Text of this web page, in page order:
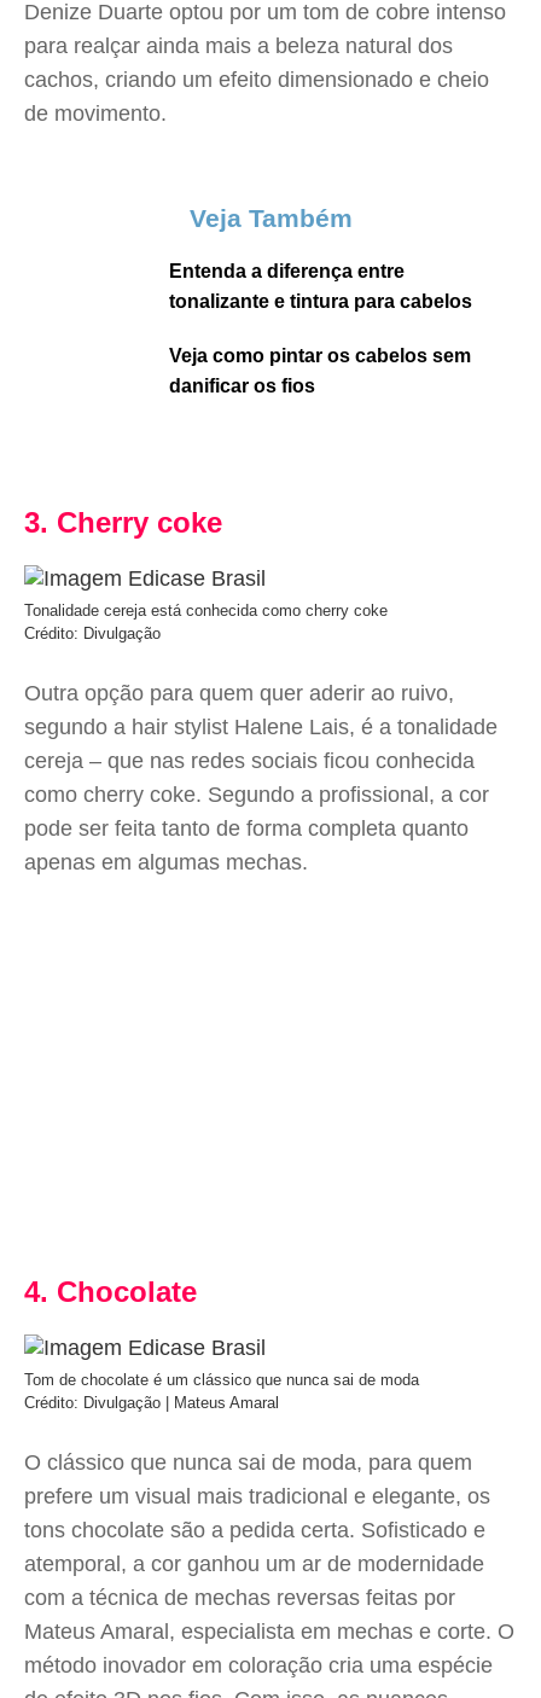
Denize Duarte optou por um tom de cobre intenso
para realçar ainda mais a beleza natural dos
cachos, criando um efeito dimensionado e cheio
de movimento.
Veja Também
Entenda a diferença entre
tonalizante e tintura para cabelos
Veja como pintar os cabelos sem
danificar os fios
3. Cherry coke
Tonalidade cereja está conhecida como cherry coke
Crédito: Divulgação
Outra opção para quem quer aderir ao ruivo,
segundo a hair stylist Halene Lais, é a tonalidade
cereja – que nas redes sociais ficou conhecida
como cherry coke. Segundo a profissional, a cor
pode ser feita tanto de forma completa quanto
apenas em algumas mechas.
4. Chocolate
Tom de chocolate é um clássico que nunca sai de moda
Crédito: Divulgação | Mateus Amaral
O clássico que nunca sai de moda, para quem
prefere um visual mais tradicional e elegante, os
tons chocolate são a pedida certa. Sofisticado e
atemporal, a cor ganhou um ar de modernidade
com a técnica de mechas reversas feitas por
Mateus Amaral, especialista em mechas e corte. O
método inovador em coloração cria uma espécie